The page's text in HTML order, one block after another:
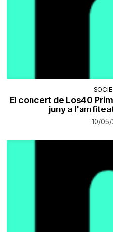
El concert de Los40
juny a
10/05/